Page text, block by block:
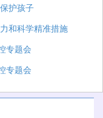
护孩子
和科学精准措施
专题会
专题会